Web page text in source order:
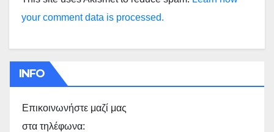
your comment data is processed.
INFO
Επικοινωνήστε μαζί μας
στα τηλέφωνα: